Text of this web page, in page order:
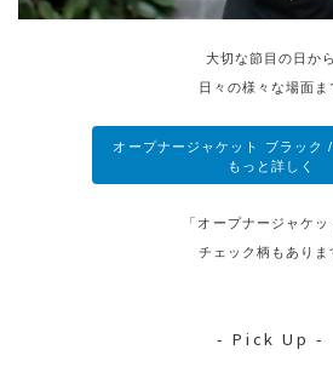
大切な節目の日から
日々の様々な場面ま
オープナージャケット ブラッ
もっと詳しく
「オープナージャケッ
チェック柄もありま
- Pick Up -